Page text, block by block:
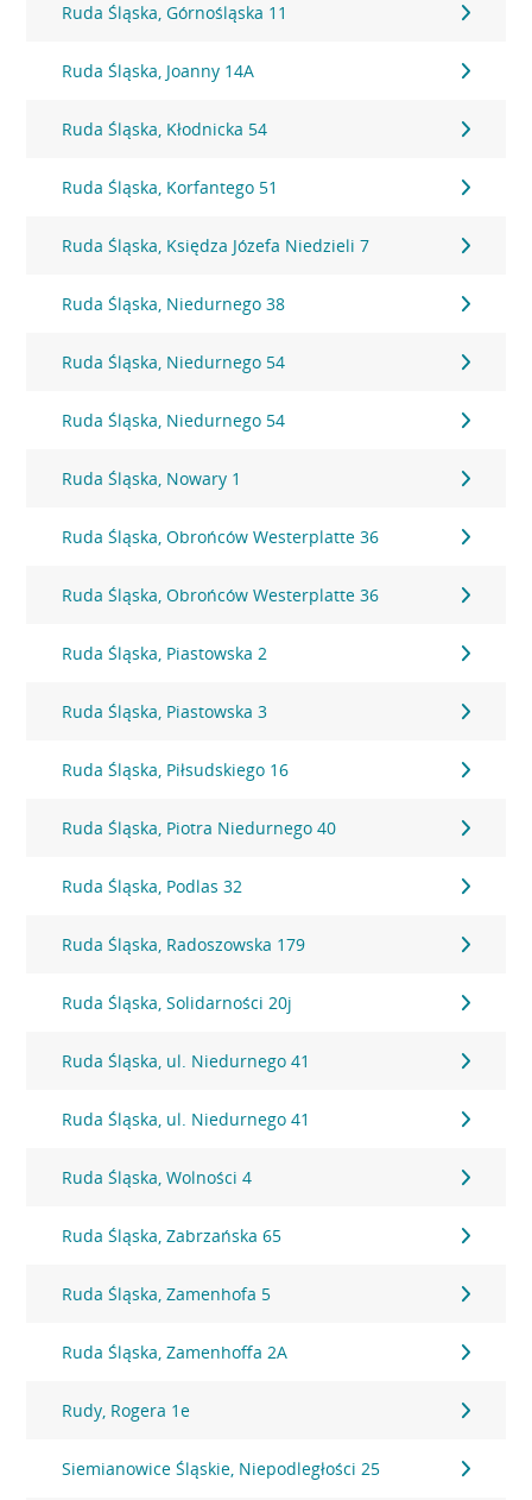
Ruda Śląska, Górnośląska 11
Ruda Śląska, Joanny 14A
Ruda Śląska, Kłodnicka 54
Ruda Śląska, Korfantego 51
Ruda Śląska, Księdza Józefa Niedzieli 7
Ruda Śląska, Niedurnego 38
Ruda Śląska, Niedurnego 54
Ruda Śląska, Niedurnego 54
Ruda Śląska, Nowary 1
Ruda Śląska, Obrońców Westerplatte 36
Ruda Śląska, Obrońców Westerplatte 36
Ruda Śląska, Piastowska 2
Ruda Śląska, Piastowska 3
Ruda Śląska, Piłsudskiego 16
Ruda Śląska, Piotra Niedurnego 40
Ruda Śląska, Podlas 32
Ruda Śląska, Radoszowska 179
Ruda Śląska, Solidarności 20j
Ruda Śląska, ul. Niedurnego 41
Ruda Śląska, ul. Niedurnego 41
Ruda Śląska, Wolności 4
Ruda Śląska, Zabrzańska 65
Ruda Śląska, Zamenhofa 5
Ruda Śląska, Zamenhoffa 2A
Rudy, Rogera 1e
Siemianowice Śląskie, Niepodległości 25